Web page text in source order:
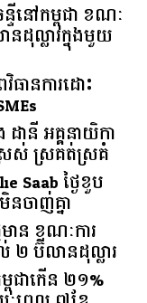
ទី​នៅ​កម្ពុជា​ ​ខណៈ​
ដុល្លារ​ក្នុង​មួយ​
ានការ​ដោះ
នី អគ្គ​នាយិកា​
ស់ ស្រគត់ស្រគំ
ថ្ងៃខួប
ចាញ់គ្នា
មាន​ ​ខណៈ​ការ​
២​ ​ប៊ីលាន​ដុល្លារ​
ពុជាកើន ២១%